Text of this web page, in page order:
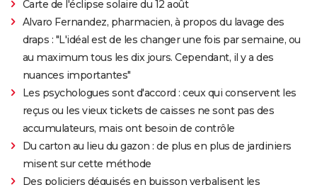
Carte de l'éclipse solaire du 12 août
Alvaro Fernandez, pharmacien, à propos du lavage des
draps : "L'idéal est de les changer une fois par semaine, ou
au maximum tous les dix jours. Cependant, il y a des
nuances importantes"
Les psychologues sont d'accord : ceux qui conservent les
reçus ou les vieux tickets de caisses ne sont pas des
accumulateurs, mais ont besoin de contrôle
Du carton au lieu du gazon : de plus en plus de jardiniers
misent sur cette méthode
Des policiers déguisés en buisson verbalisent les